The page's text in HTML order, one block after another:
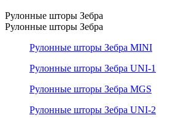
Рулонные шторы Зебра
Рулонные шторы Зебра
Рулонные шторы Зебра MINI
Рулонные шторы Зебра UNI-1
Рулонные шторы Зебра MGS
Рулонные шторы Зебра UNI-2